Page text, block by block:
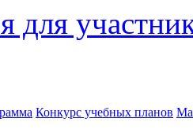
для
Конкурс учебных планов